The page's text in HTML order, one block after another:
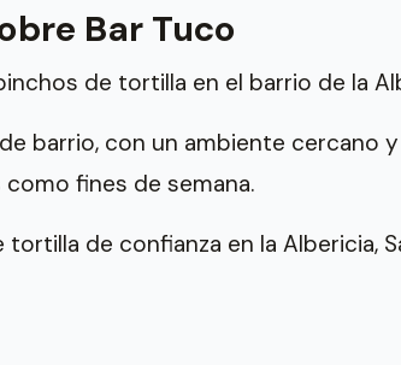
Bar Tuco
de tortilla en el barrio de la
barrio, con un ambiente cercano
fines de semana.
de confianza en la Albericia,